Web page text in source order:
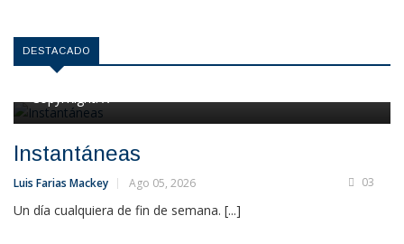
DESTACADO
Instantáneas
Luis Farias Mackey Ago 05, 2026 03
Un día cualquiera de fin de semana. [...]